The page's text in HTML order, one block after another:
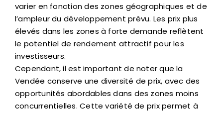
varier en fonction des zones géographiques et de
l’ampleur du développement prévu. Les prix plus
élevés dans les zones à forte demande reflètent
le potentiel de rendement attractif pour les
investisseurs.
Cependant, il est important de noter que la
Vendée conserve une diversité de prix, avec des
opportunités abordables dans des zones moins
concurrentielles. Cette variété de prix permet à